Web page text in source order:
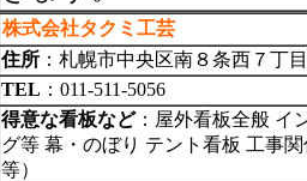
株式会社タクミ工芸
住所 ：札幌市中央区南８条西７
TEL ：011-511-5056
得意な看板など：屋外看板全般 イ
グ等 幕・のぼり テント看板 工事
等）